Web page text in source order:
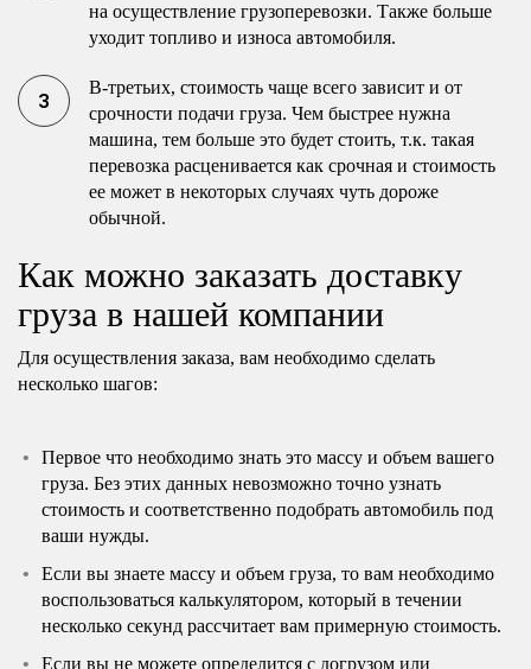
на осуществление грузоперевозки. Также больше
уходит топливо и износа автомобиля.
В-третьих, стоимость чаще всего зависит и от
срочности подачи груза. Чем быстрее нужна
машина, тем больше это будет стоить, т.к. такая
перевозка расценивается как срочная и стоимость
ее может в некоторых случаях чуть дороже
обычной.
Как можно заказать доставку
груза в нашей компании
Для осуществления заказа, вам необходимо сделать
несколько шагов:
Первое что необходимо знать это массу и объем вашего
груза. Без этих данных невозможно точно узнать
стоимость и соответственно подобрать автомобиль под
ваши нужды.
Если вы знаете массу и объем груза, то вам необходимо
воспользоваться калькулятором, который в течении
несколько секунд рассчитает вам примерную стоимость.
Если вы не можете определится с догрузом или